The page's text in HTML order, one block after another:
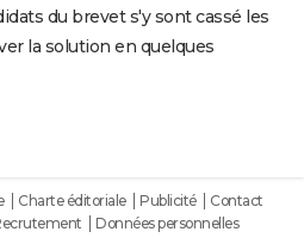
du brevet s'y sont cassé les
la solution en quelques
Charte éditoriale Publicité
Contact
Données personnelles